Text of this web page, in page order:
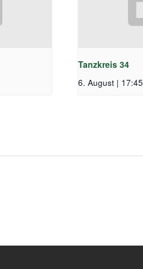
Tanzkreis 34
6. August | 17:45